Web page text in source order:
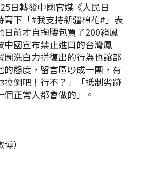
日轉發中國官媒《人民日
寫下「#我支持新疆棉花#」表
日前才自掏腰包買了200箱鳳
中國宣布禁止進口的台灣鳳
圖洗白力拼復出的行為也讓部
的態度，留言區吵成一團，有
拉倒吧！行不？」「抵制劣跡
正常人都會做的」。
）